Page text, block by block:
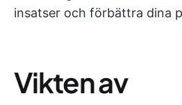
insatser och förbättra dina
Vikten av